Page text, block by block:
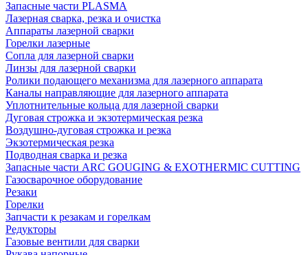
Запасные части PLASMA
Лазерная сварка, резка и очистка
Аппараты лазерной сварки
Горелки лазерные
Сопла для лазерной сварки
Линзы для лазерной сварки
Ролики подающего механизма для лазерного аппарата
Каналы направляющие для лазерного аппарата
Уплотнительные кольца для лазерной сварки
Дуговая строжка и экзотермическая резка
Воздушно-дуговая строжка и резка
Экзотермическая резка
Подводная сварка и резка
Запасные части ARC GOUGING & EXOTHERMIC CUTTING
Газосварочное оборудование
Резаки
Горелки
Запчасти к резакам и горелкам
Редукторы
Газовые вентили для сварки